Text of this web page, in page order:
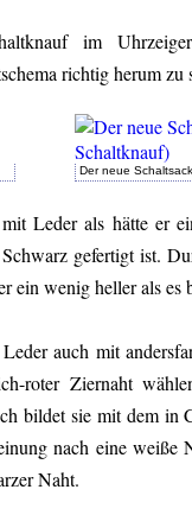
im
richtig herum zu
Der neue
Leder als hätte er
gefertigt ist.
wenig heller als es
auch mit
roter Ziernaht
bildet sie mit dem in
nach eine weiße
Naht.